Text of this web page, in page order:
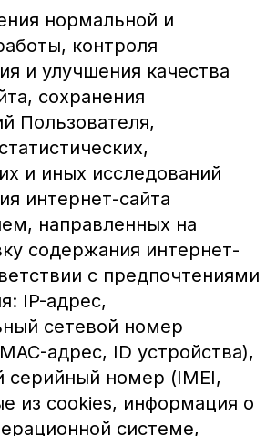
нормальной и
контроля
и улучшения качества
сохранения
Пользователя,
и иных исследований
интернет-сайта
направленных на
содержания интернет-
с предпочтениями
IP-адрес,
сетевой номер
адрес, ID устройства),
серийный номер (IMEI,
из cookies, информация о
системе,